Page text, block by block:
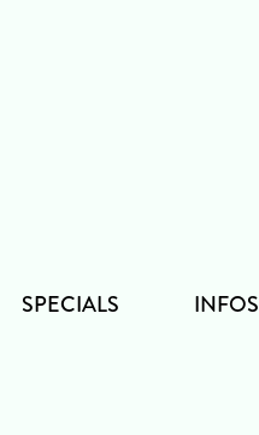
SPECIALS INFOS